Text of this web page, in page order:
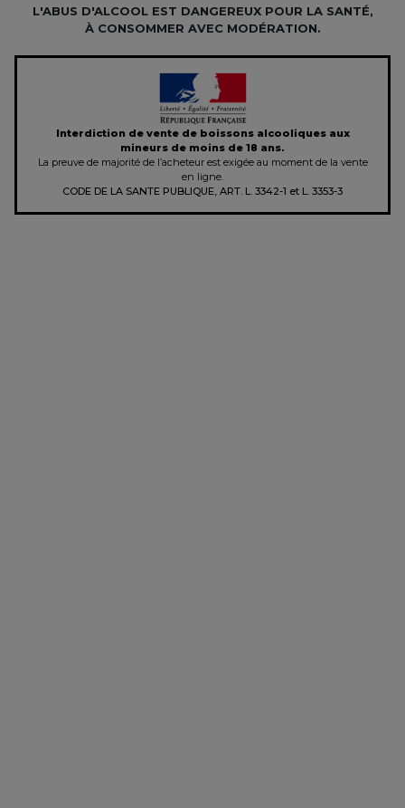
L'ABUS D'ALCOOL EST DANGEREUX POUR LA SANTÉ,
À CONSOMMER AVEC MODÉRATION.
Interdiction de vente de boissons alcooliques aux
mineurs de moins de 18 ans.
La preuve de majorité de l’acheteur est exigée au moment de la vente
en ligne.
CODE DE LA SANTE PUBLIQUE, ART. L. 3342-1 et L. 3353-3